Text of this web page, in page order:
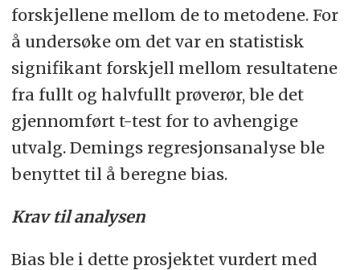
forskjellene mellom de to metodene. For
å undersøke om det var en statistisk
signifikant forskjell mellom resultatene
fra fullt og halvfullt prøverør, ble det
gjennomført t-test for to avhengige
utvalg. Demings regresjonsanalyse ble
benyttet til å beregne bias.
Krav til analysen
Bias ble i dette prosjektet vurdert med